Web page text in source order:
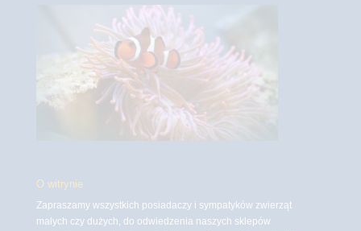
O witrynie
Zapraszamy wszystkich posiadaczy i sympatyków zwierząt
małych czy dużych, do odwiedzenia naszych sklepów